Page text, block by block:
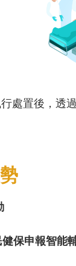
處置後，透
保申報智能